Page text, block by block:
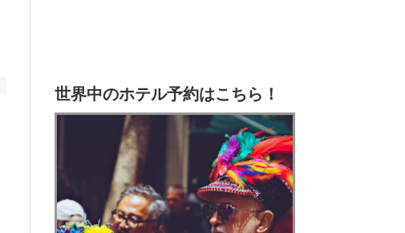
世界中のホテル予約はこちら！